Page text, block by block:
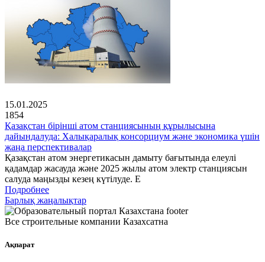
15.01.2025
1854
Қазақстан бірінші атом станциясының құрылысына
дайындалуда: Халықаралық консорциум және экономика үшін
жаңа перспективалар
Қазақстан атом энергетикасын дамыту бағытында елеулі
қадамдар жасауда және 2025 жылы атом электр станциясын
салуда маңызды кезең күтілуде. Е
Подробнее
Барлық жаңалықтар
Все строительные компании Казахсатна
Ақпарат